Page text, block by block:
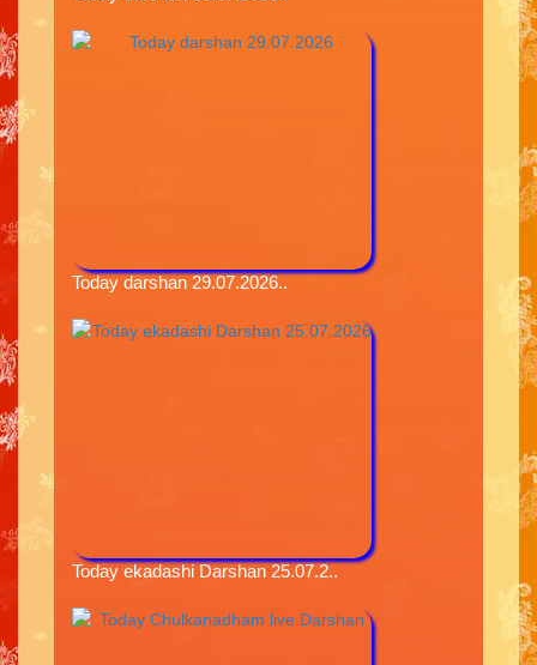
Today darshan 29.07.2026..
Today ekadashi Darshan 25.07.2..